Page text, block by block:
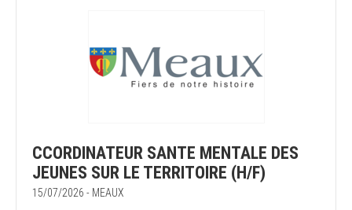
CCORDINATEUR SANTE MENTALE DES
JEUNES SUR LE TERRITOIRE (H/F)
15/07/2026 - MEAUX